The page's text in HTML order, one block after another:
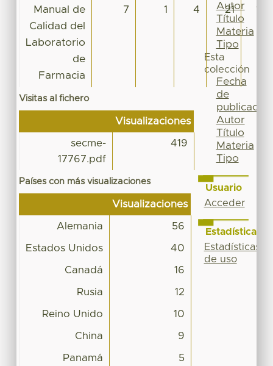
Manual de
Calidad del
Laboratorio
de
Farmacia
7 1 4 21 10
Visitas al fichero
Visualizaciones
secme-
17767.pdf
419
Países con más visualizaciones
Visualizaciones
Alemania 56
Estados Unidos 40
Canadá 16
Rusia 12
Reino Unido 10
China 9
Panamá 5
Autor
Título
Materia
Tipo
Esta
colección
Fecha
de
publicación
Autor
Título
Materia
Tipo
Usuario
Acceder
Estadísticas
Estadísticas
de uso